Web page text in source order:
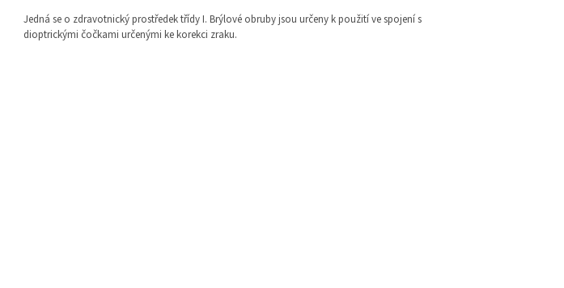
Jedná se o zdravotnický prostředek třídy I. Brýlové obruby jsou určeny k použití ve spojení s
dioptrickými čočkami určenými ke korekci zraku.